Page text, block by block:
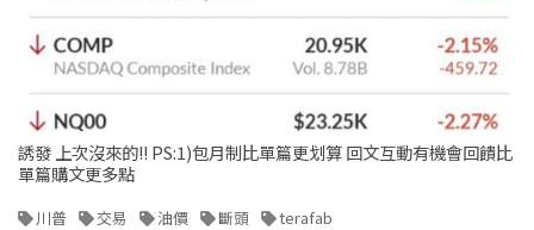
誘發 上次沒來的!! PS:1)包月制比單篇更划算 回文互動有機會回饋比
單篇購文更多點
川普 交易 油價 斷頭 terafab